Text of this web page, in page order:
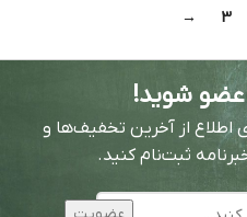
3
→
عضو شوید!
اطلاع از آخرین تخفیف‌ها و
ثبت‌نام کنید.